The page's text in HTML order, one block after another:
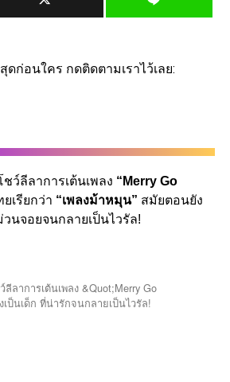
ก่อนใคร กดติดตามเราไว้เลย:
ว์ลีลาการเต้นเพลง “Merry Go
เรียกว่า “เพลงม้าหมุน” สมัยตอนยัง
นจอยจนกลายเป็นไวรัล!